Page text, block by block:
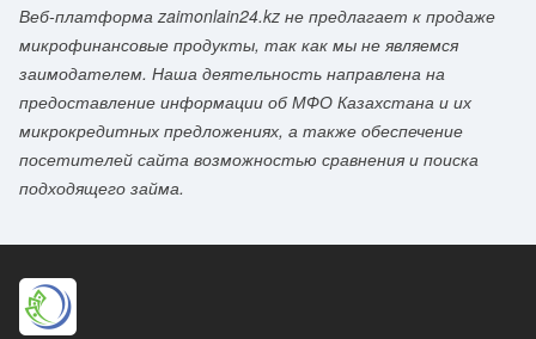
Веб-платформа zaimonlain24.kz не предлагает к продаже
микрофинансовые продукты, так как мы не являемся
заимодателем. Наша деятельность направлена на
предоставление информации об МФО Казахстана и их
микрокредитных предложениях, а также обеспечение
посетителей сайта возможностью сравнения и поиска
подходящего займа.